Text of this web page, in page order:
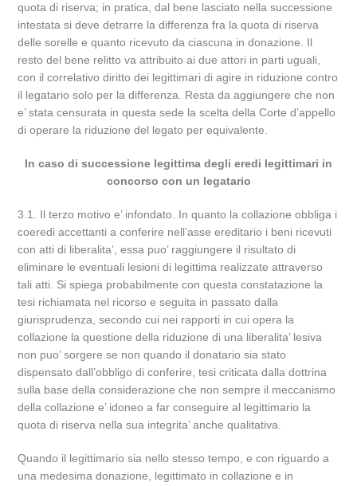
quota di riserva; in pratica, dal bene lasciato nella successione
intestata si deve detrarre la differenza fra la quota di riserva
delle sorelle e quanto ricevuto da ciascuna in donazione. Il
resto del bene relitto va attribuito ai due attori in parti uguali,
con il correlativo diritto dei legittimari di agire in riduzione contro
il legatario solo per la differenza. Resta da aggiungere che non
e’ stata censurata in questa sede la scelta della Corte d’appello
di operare la riduzione del legato per equivalente.
In caso di successione legittima degli eredi legittimari in
concorso con un legatario
3.1. Il terzo motivo e’ infondato. In quanto la collazione obbliga i
coeredi accettanti a conferire nell’asse ereditario i beni ricevuti
con atti di liberalita’, essa puo’ raggiungere il risultato di
eliminare le eventuali lesioni di legittima realizzate attraverso
tali atti. Si spiega probabilmente con questa constatazione la
tesi richiamata nel ricorso e seguita in passato dalla
giurisprudenza, secondo cui nei rapporti in cui opera la
collazione la questione della riduzione di una liberalita’ lesiva
non puo’ sorgere se non quando il donatario sia stato
dispensato dall’obbligo di conferire, tesi criticata dalla dottrina
sulla base della considerazione che non sempre il meccanismo
della collazione e’ idoneo a far conseguire al legittimario la
quota di riserva nella sua integrita’ anche qualitativa.
Quando il legittimario sia nello stesso tempo, e con riguardo a
una medesima donazione, legittimato in collazione e in